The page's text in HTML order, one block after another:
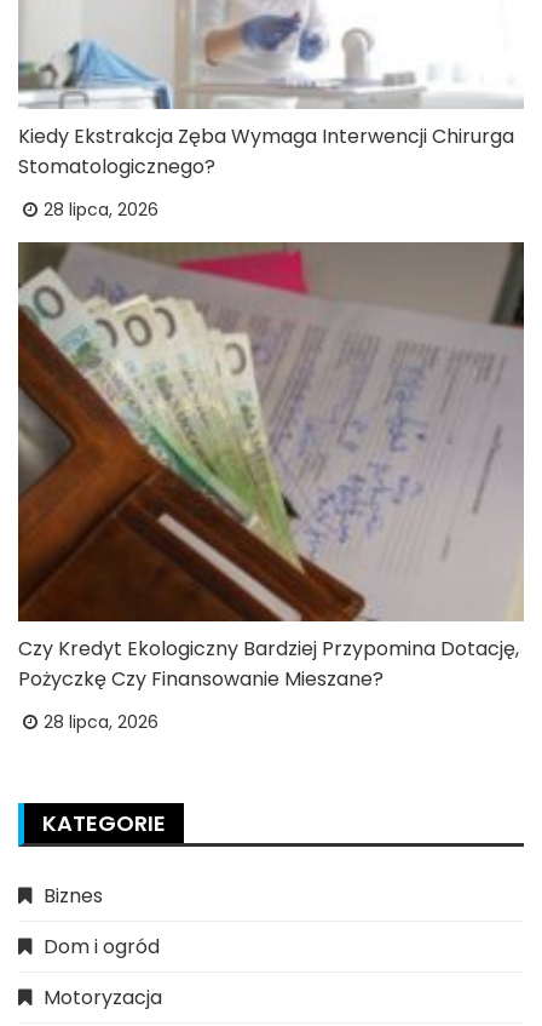
Kiedy Ekstrakcja Zęba Wymaga Interwencji Chirurga
Stomatologicznego?
28 lipca, 2026
Czy Kredyt Ekologiczny Bardziej Przypomina Dotację,
Pożyczkę Czy Finansowanie Mieszane?
28 lipca, 2026
KATEGORIE
Biznes
Dom i ogród
Motoryzacja